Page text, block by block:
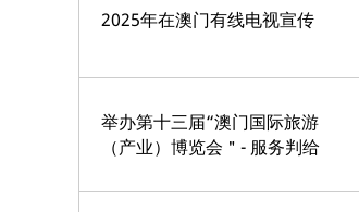
2025年在澳门有线电视宣传
举办第十三届“澳门国际旅游
（产业）博览会＂- 服务判给